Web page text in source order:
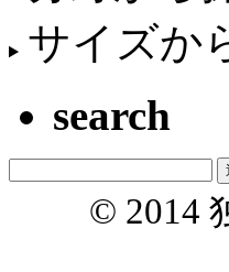
サイズか
search
© 2014